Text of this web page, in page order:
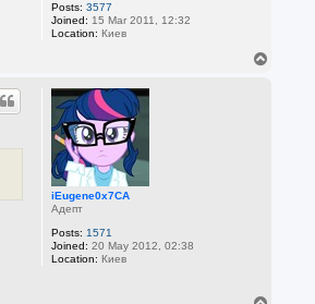
Posts: 3577
Joined: 15 Mar 2011, 12:32
Location: Киев
iEugene0x7CA
Адепт
Posts: 1571
Joined: 20 May 2012, 02:38
Location: Киев